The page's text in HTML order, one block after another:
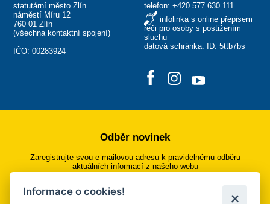
statutární město Zlín
náměstí Míru 12
760 01 Zlín
(všechna kontaktní spojení)
IČO: 00283924
telefon: +420 577 630 111
infolinka s online přepisem
řeči pro osoby s postižením
sluchu
datová schránka: ID: 5ttb7bs
Odběr novinek
Zaregistrujte svou e-mailovou adresu k pravidelnému odběru
aktuálních informací z našeho webu
Přihlásit se k odběru
Informace o cookies!